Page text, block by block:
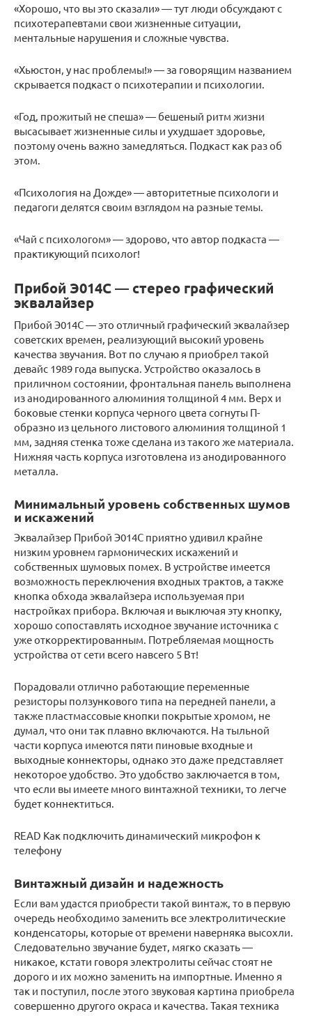
«Хорошо, что вы это сказали» — тут люди обсуждают с
психотерапевтами свои жизненные ситуации,
ментальные нарушения и сложные чувства.
«Хьюстон, у нас проблемы!» — за говорящим названием
скрывается подкаст о психотерапии и психологии.
«Год, прожитый не спеша» — бешеный ритм жизни
высасывает жизненные силы и ухудшает здоровье,
поэтому очень важно замедляться. Подкаст как раз об
этом.
«Психология на Дожде» — авторитетные психологи и
педагоги делятся своим взглядом на разные темы.
«Чай с психологом» — здорово, что автор подкаста —
практикующий психолог!
Прибой Э014С — стерео графический
эквалайзер
Прибой Э014С — это отличный графический эквалайзер
советских времен, реализующий высокий уровень
качества звучания. Вот по случаю я приобрел такой
девайс 1989 года выпуска. Устройство оказалось в
приличном состоянии, фронтальная панель выполнена
из анодированного алюминия толщиной 4 мм. Верх и
боковые стенки корпуса черного цвета согнуты П-
образно из цельного листового алюминия толщиной 1
мм, задняя стенка тоже сделана из такого же материала.
Нижняя часть корпуса изготовлена из анодированного
металла.
Минимальный уровень собственных шумов
и искажений
Эквалайзер Прибой Э014С приятно удивил крайне
низким уровнем гармонических искажений и
собственных шумовых помех. В устройстве имеется
возможность переключения входных трактов, а также
кнопка обхода эквалайзера используемая при
настройках прибора. Включая и выключая эту кнопку,
хорошо сопоставлять исходное звучание источника с
уже откорректированным. Потребляемая мощность
устройства от сети всего навсего 5 Вт!
Порадовали отлично работающие переменные
резисторы ползункового типа на передней панели, а
также пластмассовые кнопки покрытые хромом, не
думал, что они так плавно включаются. На тыльной
части корпуса имеются пяти пиновые входные и
выходные коннекторы, однако это даже представляет
некоторое удобство. Это удобство заключается в том,
что если вы имеете много винтажной техники, то легче
будет коннектиться.
READ Как подключить динамический микрофон к
телефону
Винтажный дизайн и надежность
Если вам удастся приобрести такой винтаж, то в первую
очередь необходимо заменить все электролитические
конденсаторы, которые от времени наверняка высохли.
Следовательно звучание будет, мягко сказать —
никакое, кстати говоря электролиты сейчас стоят не
дорого и их можно заменить на импортные. Именно я
так и поступил, после этого звуковая картина приобрела
совершенно другого окраса и качества. Такая техника